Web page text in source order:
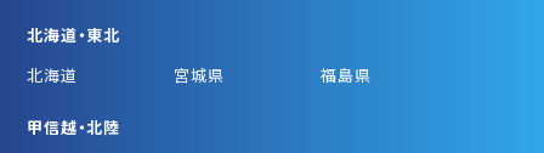
北海道・東北
北海道
宮城県 福島県
甲信越・北陸